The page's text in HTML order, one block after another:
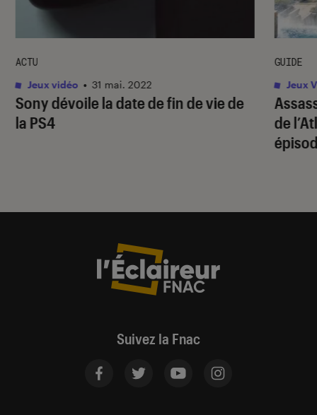
Sony dévoile la date de fin de vie de
la PS4
ACTU
Jeux vidéo • 31 mai. 2022
de
GUIDE
Jeux
Suivez la Fnac